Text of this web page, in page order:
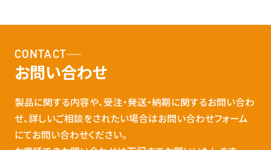
CONTACT
お問い合わせ
製品に関する内容や、受注・発送・納期に関するお問い合わ
せ、詳しいご相談をされたい場合はお問い合わせフォーム
にてお問い合わせください。